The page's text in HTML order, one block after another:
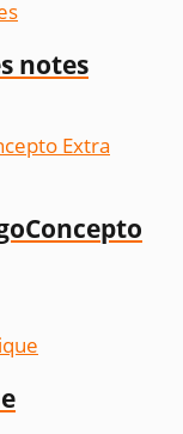
notes